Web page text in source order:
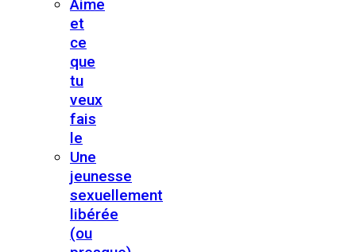
Aime
et
ce
que
tu
veux
fais
le
Une
jeunesse
sexuellement
libérée
(ou